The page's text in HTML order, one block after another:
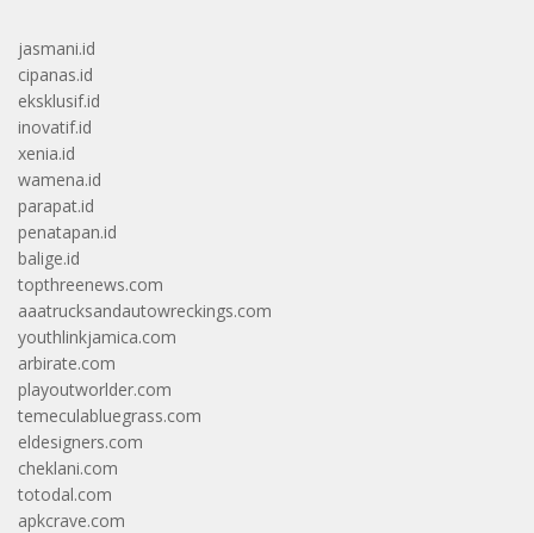
jasmani.id
cipanas.id
eksklusif.id
inovatif.id
xenia.id
wamena.id
parapat.id
penatapan.id
balige.id
topthreenews.com
aaatrucksandautowreckings.com
youthlinkjamica.com
arbirate.com
playoutworlder.com
temeculabluegrass.com
eldesigners.com
cheklani.com
totodal.com
apkcrave.com